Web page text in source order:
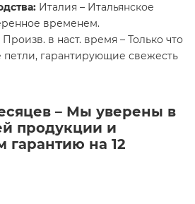
Италия – Итальянское
временем.
Произв. в наст. время – Только что
гарантирующие свежесть
– Мы уверены в
продукции и
гарантию на 12